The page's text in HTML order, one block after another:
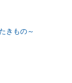
きもの～